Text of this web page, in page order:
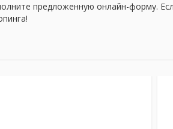
предложенную онлайн-форму.